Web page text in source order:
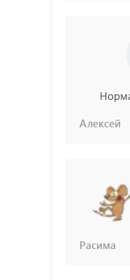
Алексей
Расима